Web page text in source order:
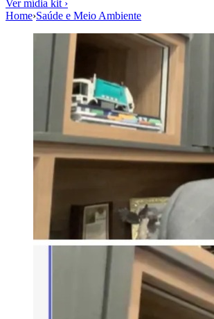
Ver mídia kit ›
Home›Saúde e Meio Ambiente